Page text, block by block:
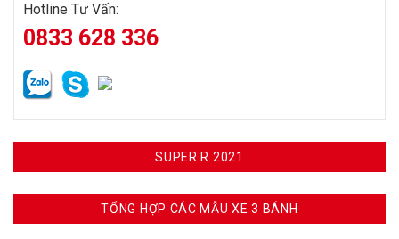
Hotline Tư Vấn:
0833 628 336
SUPER R 2021
TỔNG HỢP CÁC MẪU XE 3 BÁNH